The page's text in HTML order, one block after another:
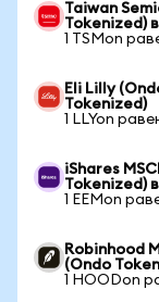
Taiwan
Tokenized)
1 TSMon
Eli Lilly
Tokenized)
1 LLYon
iShares
Tokenized)
1 EEMon
Robinhood
(Ondo
1 HOODon